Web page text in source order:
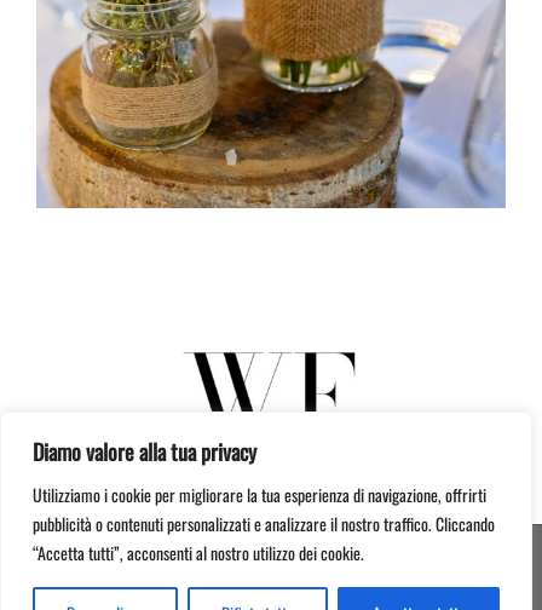
Diamo valore alla tua privacy
Utilizziamo i cookie per migliorare la tua esperienza di navigazione, offrirti
pubblicità o contenuti personalizzati e analizzare il nostro traffico. Cliccando
“Accetta tutti”, acconsenti al nostro utilizzo dei cookie.
© 2012 -2026 Serragiumenta Aziende Agricole Riunite | 87042 Altomonte (CS) | P.I.